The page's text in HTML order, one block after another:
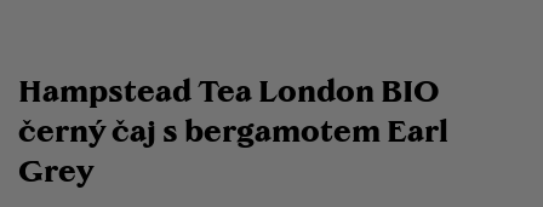
Hampstead Tea London BIO
černý čaj s bergamotem Earl
Grey